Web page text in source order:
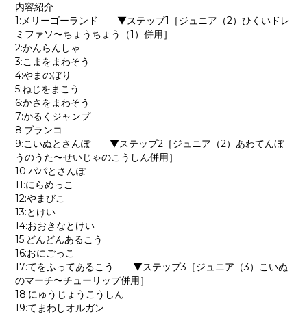
内容紹介
1:メリーゴーランド ▼ステップ1［ジュニア（2）ひくいドレ
ミファソ〜ちょうちょう（1）併用］
2:かんらんしゃ
3:こまをまわそう
4:やまのぼり
5:ねじをまこう
6:かさをまわそう
7:かるくジャンプ
8:ブランコ
9:こいぬとさんぽ ▼ステップ2［ジュニア（2）あわてんぼ
うのうた〜せいじゃのこうしん併用］
10:パパとさんぽ
11:にらめっこ
12:やまびこ
13:とけい
14:おおきなとけい
15:どんどんあるこう
16:おにごっこ
17:てをふってあるこう ▼ステップ3［ジュニア（3）こいぬ
のマーチ〜チューリップ併用］
18:にゅうじょうこうしん
19:てまわしオルガン